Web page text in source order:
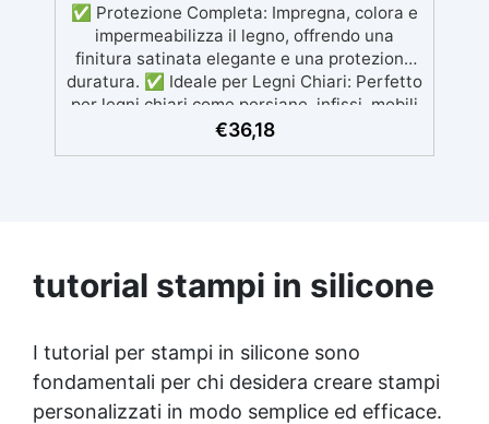
✅ Protezione Completa: Impregna, colora e
impermeabilizza il legno, offrendo una
finitura satinata elegante e una protezione
duratura. ✅ Ideale per Legni Chiari: Perfetto
per legni chiari come persiane, infissi, mobili
da giardino, recinzioni e altri arredi esterni.
pellicole indesiderate. ✅ Asciugatura
Rapida: Il legno sarà pronto in sole 24 ore,
una finitura impeccabile
€36,18
tutorial stampi in silicone
I tutorial per stampi in silicone sono
fondamentali per chi desidera creare stampi
personalizzati in modo semplice ed efficace.